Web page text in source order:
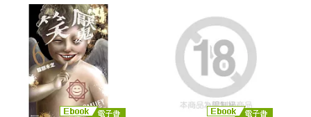
たもりただぢ(2) どま(2)
ぶりすけ(2)
スイッチパブリッシング(1)
スターツ出版(1)
ソニー・ミュージックソリューシ
ョンズ(1)